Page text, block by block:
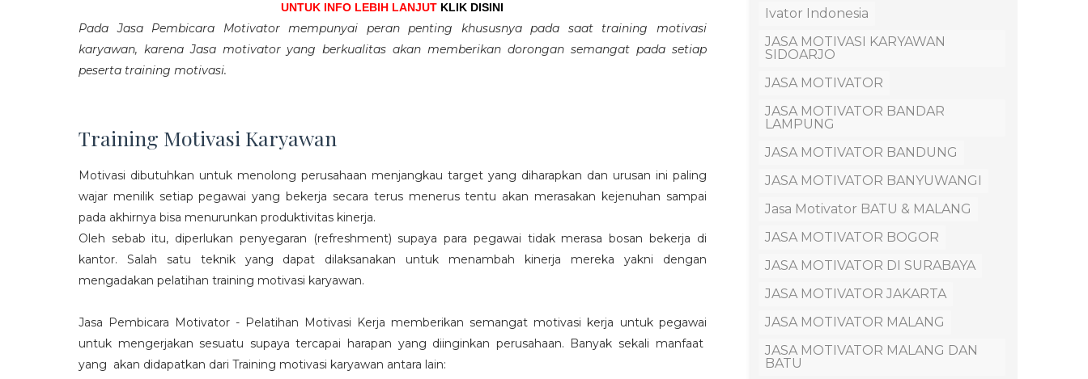
UNTUK INFO LEBIH LANJUT KLIK DISINI
Pada Jasa Pembicara Motivator mempunyai peran penting khususnya pada saat training motivasi
karyawan, karena Jasa motivator yang berkualitas akan memberikan dorongan semangat pada setiap
peserta training motivasi.
Training Motivasi Karyawan
Motivasi dibutuhkan untuk menolong perusahaan menjangkau target yang diharapkan dan urusan ini paling
wajar menilik setiap pegawai yang bekerja secara terus menerus tentu akan merasakan kejenuhan sampai
pada akhirnya bisa menurunkan produktivitas kinerja.
Oleh sebab itu, diperlukan penyegaran (refreshment) supaya para pegawai tidak merasa bosan bekerja di
kantor. Salah satu teknik yang dapat dilaksanakan untuk menambah kinerja mereka yakni dengan
mengadakan pelatihan training motivasi karyawan.
Jasa Pembicara Motivator - Pelatihan Motivasi Kerja memberikan semangat motivasi kerja untuk pegawai
untuk mengerjakan sesuatu supaya tercapai harapan yang diinginkan perusahaan. Banyak sekali manfaat
yang akan didapatkan dari Training motivasi karyawan antara lain:
Ivator Indonesia
JASA MOTIVASI KARYAWAN
SIDOARJO
JASA MOTIVATOR
JASA MOTIVATOR BANDAR
LAMPUNG
JASA MOTIVATOR BANDUNG
JASA MOTIVATOR BANYUWANGI
Jasa Motivator BATU & MALANG
JASA MOTIVATOR BOGOR
JASA MOTIVATOR DI SURABAYA
JASA MOTIVATOR JAKARTA
JASA MOTIVATOR MALANG
JASA MOTIVATOR MALANG DAN
BATU